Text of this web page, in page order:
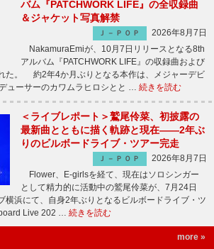
バム『PATCHWORK LIFE』の全収録曲
＆ジャケット写真解禁
Ｊ－ＰＯＰ
2026年8月7日
NakamuraEmiが、10月7日リリースとなる8th
アルバム『PATCHWORK LIFE』の収録曲および
た。 約2年4か月ぶりとなる本作は、メジャーデビ
ューサーのカワムラヒロシとと … 続きを読む
＜ライブレポート＞鷲尾伶菜、初披露の
最新曲とともに描く軌跡と現在――2年ぶ
りのビルボードライブ・ツアー完走
Ｊ－ＰＯＰ
2026年8月7日
Flower、E-girlsを経て、現在はソロシンガー
として精力的に活動中の鷲尾伶菜が、7月24日
横浜にて、自身2年ぶりとなるビルボードライブ・ツ
Live 202 … 続きを読む
more »